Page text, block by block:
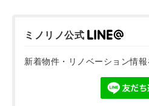
ミノリノ公式
新着物件・リノベーション情報